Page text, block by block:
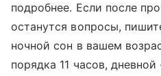
подробнее. Если после
останутся вопросы,
ночной сон в вашем
порядка 11 часов,